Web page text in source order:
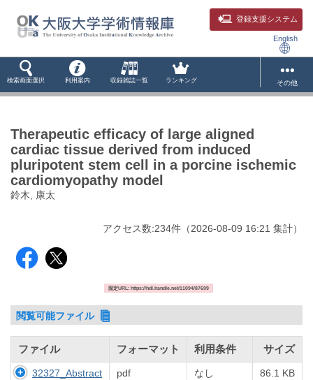
登録支援システム
English
検索画面選択 利用案内 収録雑誌一覧 ランキング その他
Therapeutic efficacy of large aligned
cardiac tissue derived from induced
pluripotent stem cell in a porcine ischemic
cardiomyopathy model
鈴木, 康太
アクセス数:234件 （2026-08-09 16:21 集計）
固定URL: https://hdl.handle.net/11094/87699
閲覧可能ファイル
ファイル フォーマット 利用条件 サイズ
32327_Abstract pdf なし 86.1 KB